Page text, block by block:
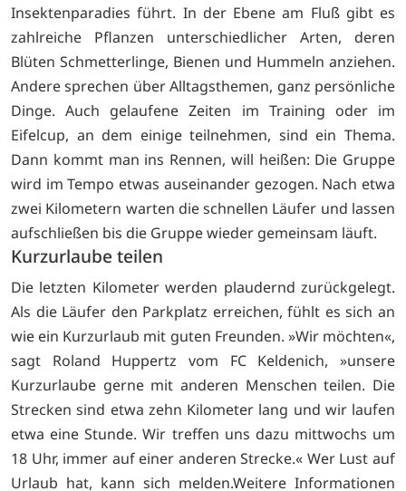
Insektenparadies führt. In der Ebene am Fluß gibt es
zahlreiche Pflanzen unterschiedlicher Arten, deren
Blüten Schmetterlinge, Bienen und Hummeln anziehen.
Andere sprechen über Alltagsthemen, ganz persönliche
Dinge. Auch gelaufene Zeiten im Training oder im
Eifelcup, an dem einige teilnehmen, sind ein Thema.
Dann kommt man ins Rennen, will heißen: Die Gruppe
wird im Tempo etwas auseinander gezogen. Nach etwa
zwei Kilometern warten die schnellen Läufer und lassen
aufschließen bis die Gruppe wieder gemeinsam läuft.
Kurzurlaube teilen
Die letzten Kilometer werden plaudernd zurückgelegt.
Als die Läufer den Parkplatz erreichen, fühlt es sich an
wie ein Kurzurlaub mit guten Freunden. »Wir möchten«,
sagt Roland Huppertz vom FC Keldenich, »unsere
Kurzurlaube gerne mit anderen Menschen teilen. Die
Strecken sind etwa zehn Kilometer lang und wir laufen
etwa eine Stunde. Wir treffen uns dazu mittwochs um
18 Uhr, immer auf einer anderen Strecke.« Wer Lust auf
Urlaub hat, kann sich melden.Weitere Informationen